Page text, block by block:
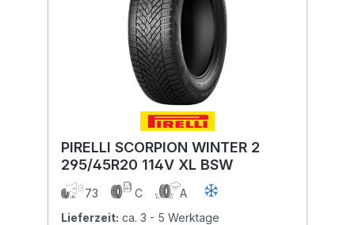
PIRELLI SCORPION WINTER 2
295/45R20 114V XL BSW
73 C
A
Lieferzeit: ca. 3 - 5 Werktage